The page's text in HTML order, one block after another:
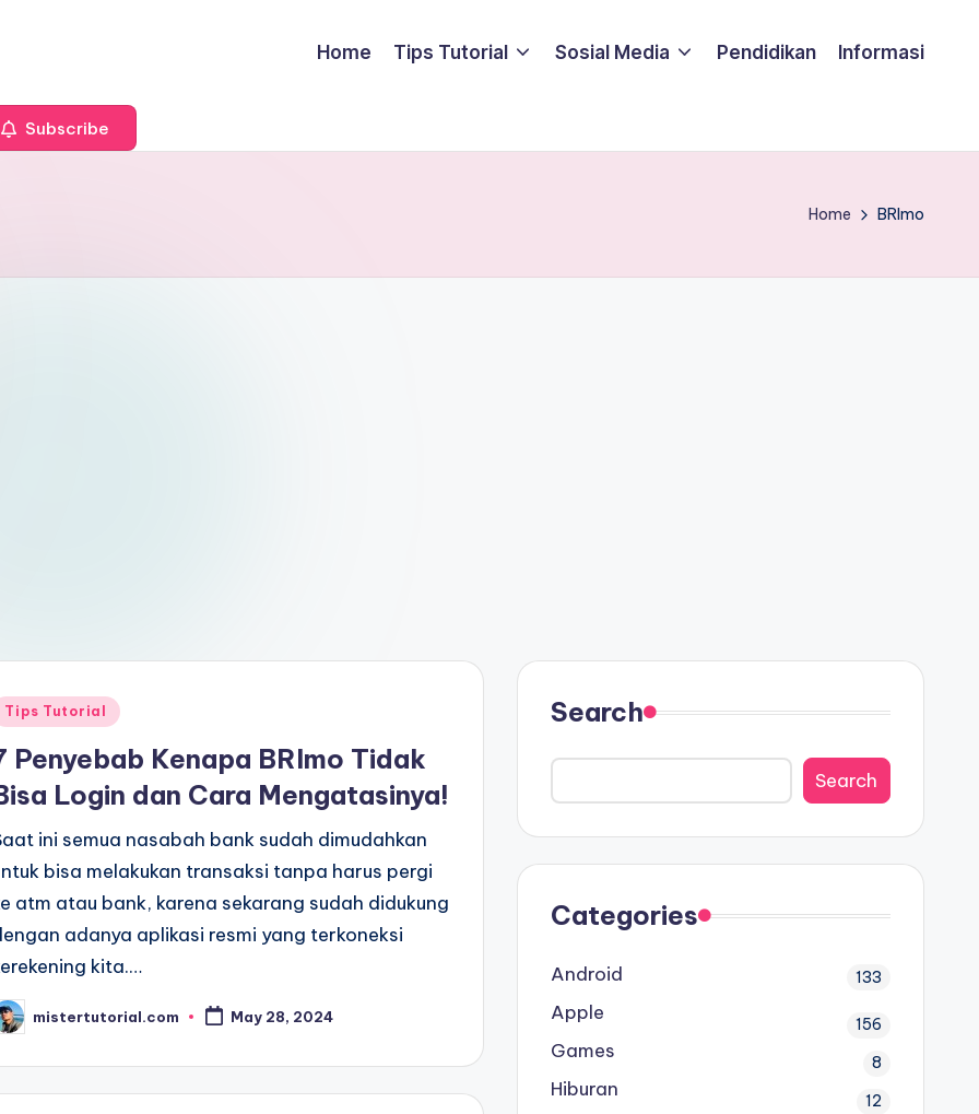
Home Tips Tutorial Sosial Media Pendidikan Informasi
Subscribe
Home BRImo
Tips Tutorial
Penyebab Kenapa BRImo Tidak
Login dan Cara Mengatasinya!
ini semua nasabah bank sudah dimudahkan
bisa melakukan transaksi tanpa harus pergi
atm atau bank, karena sekarang sudah didukung
adanya aplikasi resmi yang terkoneksi
kita.…
mistertutorial.com May 28, 2024
Search
Search
Categories
Android 133
Apple 156
Games 8
Hiburan 12